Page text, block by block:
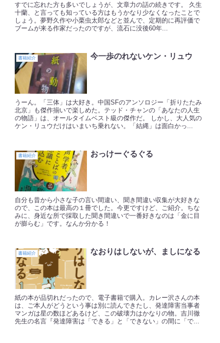
すでに忘れた方も多いでしょうが、文章力の話の続きです。 久生
十蘭、と言っても知っている方はもうかなり少なくなったことで
しょう。夢野久作や小栗虫太郎などと並んで、定期的に再評価で
ブームが来る作家だったのですが、流石に没後60年...
書籍紹介 今一歩のれないケン・リュウ
うーん。「三体」は大好き。中国SFのアンソロジー「折りたたみ
北京」も傑作揃いで楽しめた。テッド・チャンの「あなたの人生
の物語」は、オールタイムベスト級の傑作だ。 しかし、大人気の
ケン・リュウだけはいまいち乗れない。「結縄」は面白かっ...
書籍紹介 おっけーぐるぐる
自分も昔から小さな子の言い間違い、聞き間違い収集が大好きな
ので、この本は最高の１冊でした。今更ですけど、ご紹介。ちな
みに、身近な所で採取した聞き間違いで一番好きなのは「金に目
が膨らむ」です。なんか分かる！
書籍紹介 なおりはしないが、ましになる
紙の本が品切れだったので、電子書籍で購入。カレー沢さんの本
は、ご本人がどうという事は別に読んできたし、発達障害当事者
マンガは星の数ほどあるけど、この破壊力はかなりの物。吉川徹
先生の名言『発達障害は「できる」と「できない」の間に「で...